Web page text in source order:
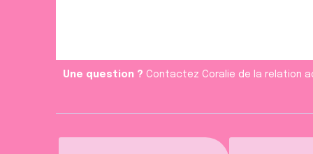
Une question ? Contactez Coralie de la relation